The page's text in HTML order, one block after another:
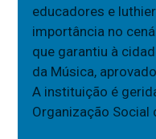
educadores e
importância no
que garantiu à
da Música,
A instituição é
Organização Social